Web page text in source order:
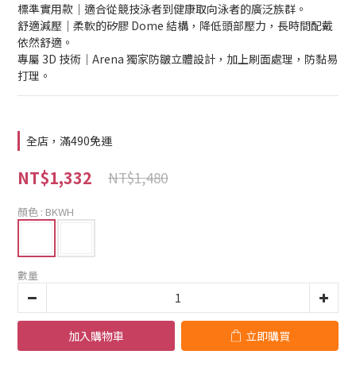
標準實用款｜適合從競技泳者到健康取向泳者的廣泛族群。
舒適減壓｜柔軟的矽膠 Dome 結構，降低頭部壓力，長時間配戴
依然舒適。
專屬 3D 技術｜Arena 獨家防皺立體設計，加上刷面處理，防黏易
打理。
全店，滿490免運
NT$1,332 NT$1,480
顏色 : BKWH
數量
加入購物車 立即購買